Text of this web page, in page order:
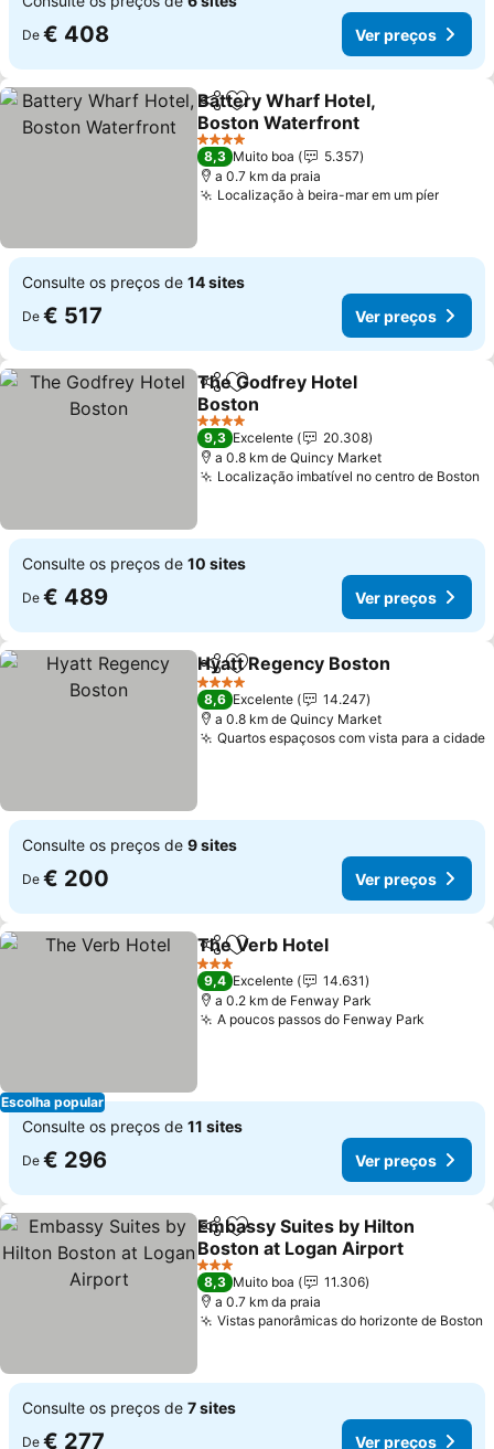
De € 408 Ver preços
PartilharAdicionar aos favoritos
Battery Wharf Hotel,
Boston Waterfront
Ver preços
4 Estrelas
8,3 Muito boa
5.357
a 0.7 km da praia
Localização à beira-mar em um píerVer
Consulte os preços de 14 sites
De € 517 Ver preços
PartilharAdicionar aos favoritos
The Godfrey Hotel
Boston
Ver preços
4 Estrelas
9,3 Excelente
20.308
a 0.8 km de Quincy Market
Localização imbatível no centro de Boston
Consulte os preços de 10 sites
De € 489 Ver preços
PartilharAdicionar aos favoritos
Hyatt Regency Boston
4 Estrelas
8,6 Excelente
14.247
a 0.8 km de Quincy Market
Quartos espaçosos com vista para a cidade
Consulte os preços de 9 sites
De € 200 Ver preços
Escolha popular
PartilharAdicionar aos favoritos
The Verb Hotel
3 Estrelas
9,4 Excelente
14.631
a 0.2 km de Fenway Park
A poucos passos do Fenway Park
Consulte os preços de 11 sites
De € 296 Ver preços
PartilharAdicionar aos favoritos
Embassy Suites by Hilton
Boston at Logan Airport
Ver preços
3 Estrelas
8,3 Muito boa
11.306
a 0.7 km da praia
Vistas panorâmicas do horizonte de Boston
Consulte os preços de 7 sites
De € 277 Ver preços